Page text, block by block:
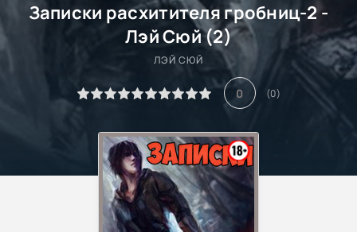
Записки расхитителя гробниц-2 -
Лэй Сюй (2)
ЛЭЙ СЮЙ
0 (0)